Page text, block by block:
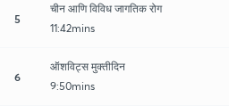
5
चीन आणि विविध जागतिक रोग
11:42mins
6
ऑशविट्स मुक्तीदिन
9:50mins